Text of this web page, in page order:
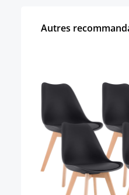
Autres